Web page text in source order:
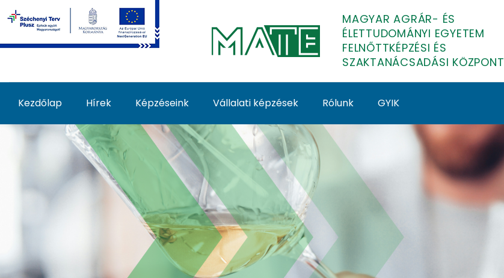
Ugrás a fő tartalomhoz
MAGYAR AGRÁR- ÉS
ÉLETTUDOMÁNYI EGYETEM
FELNŐTTKÉPZÉSI ÉS
SZAKTANÁCSADÁSI KÖZPONT
Kezdőlap Hírek Képzéseink Vállalati képzések Rólunk GYIK
Borbíráló tréning - MATE Felnőttképzés